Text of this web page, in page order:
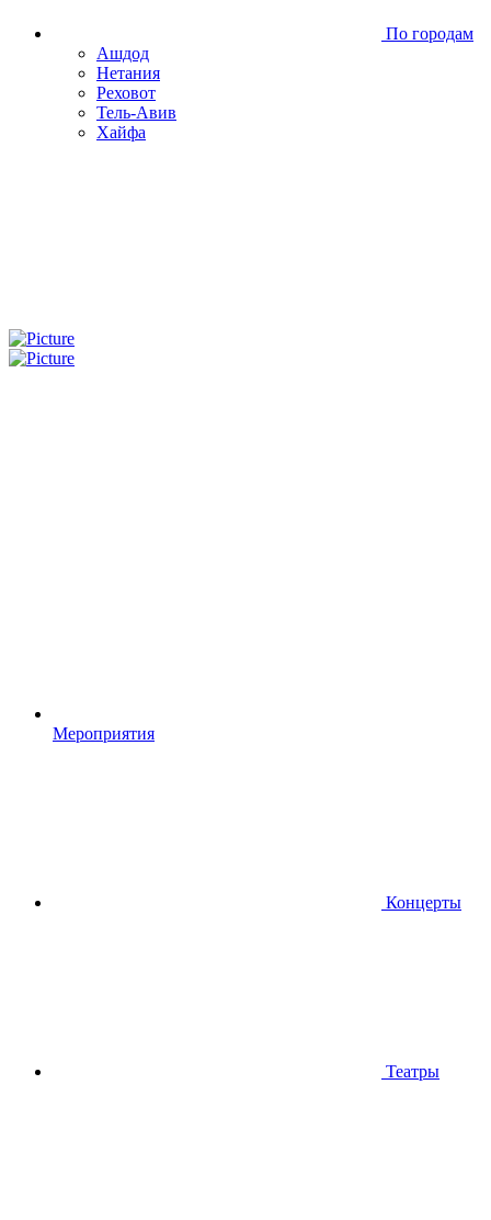
По городам
Ашдод
Нетания
Реховот
Тель-Авив
Хайфа
Мероприятия
Концерты
Театры